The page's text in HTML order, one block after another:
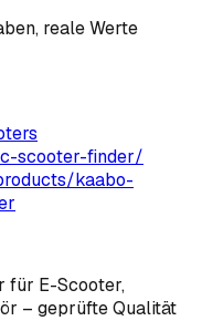
reale Werte
scooter-finder/
kaabo-
für E-Scooter,
– geprüfte Qualität